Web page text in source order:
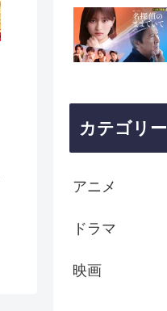
カテゴリー
アニメ
ドラマ
映画